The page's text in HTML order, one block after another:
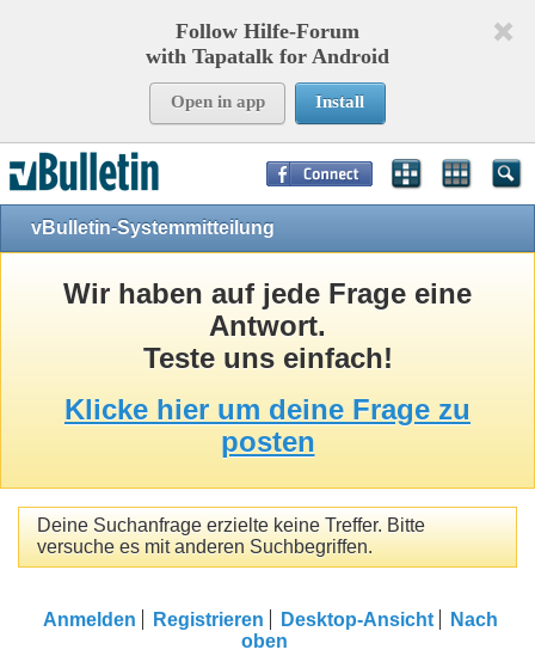
Follow Hilfe-Forum
with Tapatalk for Android
Open in app Install
vBulletin-Systemmitteilung
Wir haben auf jede Frage eine
Antwort.
Teste uns einfach!
Klicke hier um deine Frage zu
posten
Deine Suchanfrage erzielte keine Treffer. Bitte
versuche es mit anderen Suchbegriffen.
Anmelden Registrieren Desktop-Ansicht
Nach
oben
Page Time:0,16123
Templates:24